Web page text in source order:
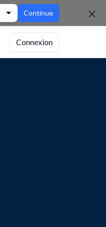
Continue
Connexion